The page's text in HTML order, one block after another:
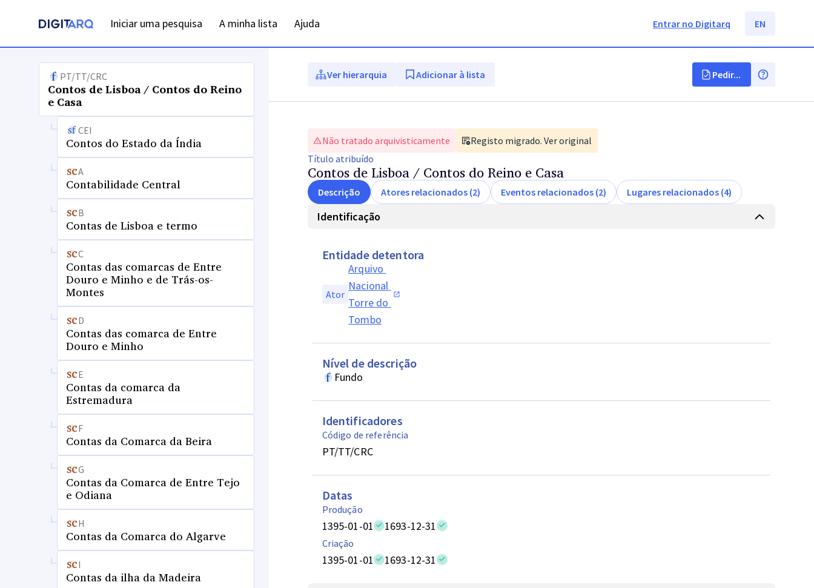
Iniciar uma pesquisa A minha lista Ajuda Entrar no Digitarq EN
PT/TT/CRC
Contos de Lisboa / Contos do Reino
e Casa
CEI
Contos do Estado da Índia
A
Contabilidade Central
B
Contas de Lisboa e termo
C
Contas das comarcas de Entre
Douro e Minho e de Trás-os-
Montes
D
Contas das comarca de Entre
Douro e Minho
E
Contas da comarca da
Estremadura
F
Contas da Comarca da Beira
G
Contas da Comarca de Entre Tejo
e Odiana
H
Contas da Comarca do Algarve
I
Contas da ilha da Madeira
Ver hierarquia Adicionar à lista Pedir...
Não tratado arquivisticamente
Registo migrado. Ver original
Título atribuído
Contos de Lisboa / Contos do Reino e Casa
Descrição Atores relacionados (2) Eventos relacionados (2) Lugares relacionados (4)
Identificação
Entidade detentora
Ator
Arquivo
Nacional
Torre do
Tombo
Nível de descrição
Fundo
Identificadores
Código de referência
PT/TT/CRC
Datas
Produção
1395-01-01 1693-12-31
Criação
1395-01-01 1693-12-31